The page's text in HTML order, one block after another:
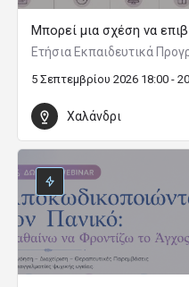
Μπορεί μια σχέση να
Ετήσια Εκπαιδευτικά
5 Σεπτεμβρίου 2026 18:00 -
Χαλάνδρι